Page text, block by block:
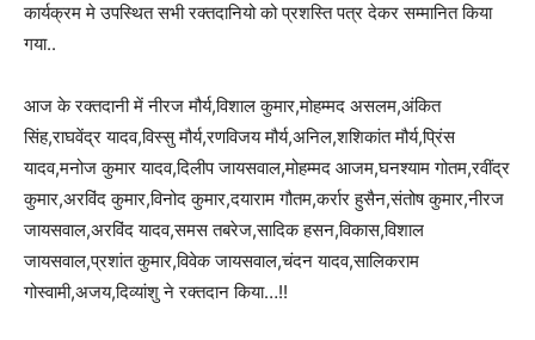
कार्यक्रम मे उपस्थित सभी रक्तदानियो को प्रशस्ति पत्र देकर सम्मानित किया
गया..
आज के रक्तदानी में नीरज मौर्य,विशाल कुमार,मोहम्मद असलम,अंकित
सिंह,राघवेंद्र यादव,विस्सु मौर्य,रणविजय मौर्य,अनिल,शशिकांत मौर्य,प्रिंस
यादव,मनोज कुमार यादव,दिलीप जायसवाल,मोहम्मद आजम,घनश्याम गोतम,रवींद्र
कुमार,अरविंद कुमार,विनोद कुमार,दयाराम गौतम,कर्रार हुसैन,संतोष कुमार,नीरज
जायसवाल,अरविंद यादव,समस तबरेज,सादिक हसन,विकास,विशाल
जायसवाल,प्रशांत कुमार,विवेक जायसवाल,चंदन यादव,सालिकराम
गोस्वामी,अजय,दिव्यांशु ने रक्तदान किया…!!